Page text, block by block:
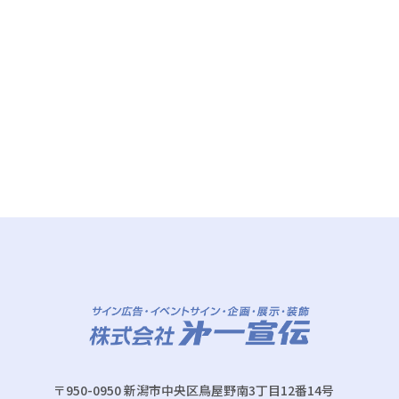
〒950-0950 新潟市中央区鳥屋野南3丁目12番14号